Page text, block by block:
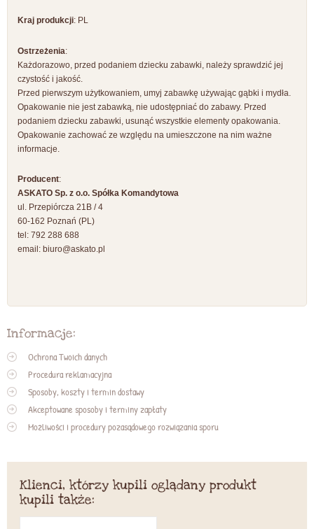
Kraj produkcji: PL
Ostrzeżenia:
Każdorazowo, przed podaniem dziecku zabawki, należy sprawdzić jej
czystość i jakość.
Przed pierwszym użytkowaniem, umyj zabawkę używając gąbki i mydła.
Opakowanie nie jest zabawką, nie udostępniać do zabawy. Przed
podaniem dziecku zabawki, usunąć wszystkie elementy opakowania.
Opakowanie zachować ze względu na umieszczone na nim ważne
informacje.
Producent:
ASKATO Sp. z o.o. Spółka Komandytowa
ul. Przepiórcza 21B / 4
60-162 Poznań (PL)
tel: 792 288 688
email: biuro@askato.pl
Informacje:
Ochrona Twoich danych
Procedura reklamacyjna
Sposoby, koszty i termin dostawy
Akceptowane sposoby i terminy zapłaty
Możliwości i procedury pozasądowego rozwiązania sporu
Klienci, którzy kupili oglądany produkt
kupili także: